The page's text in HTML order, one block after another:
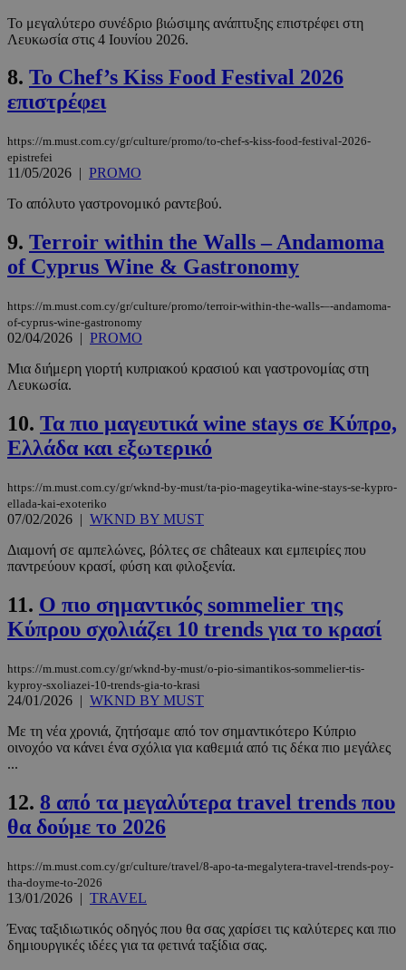
Το μεγαλύτερο συνέδριο βιώσιμης ανάπτυξης επιστρέφει στη
Λευκωσία στις 4 Ιουνίου 2026.
8. Το Chef’s Kiss Food Festival 2026
επιστρέφει
https://m.must.com.cy/gr/culture/promo/to-chef-s-kiss-food-festival-2026-
epistrefei
11/05/2026 | PROMO
Το απόλυτο γαστρονομικό ραντεβού.
9. Terroir within the Walls – Andamoma
of Cyprus Wine & Gastronomy
https://m.must.com.cy/gr/culture/promo/terroir-within-the-walls-–-andamoma-
of-cyprus-wine-gastronomy
02/04/2026 | PROMO
Μια διήμερη γιορτή κυπριακού κρασιού και γαστρονομίας στη
Λευκωσία.
10. Τα πιο μαγευτικά wine stays σε Κύπρο,
Ελλάδα και εξωτερικό
https://m.must.com.cy/gr/wknd-by-must/ta-pio-mageytika-wine-stays-se-kypro-
ellada-kai-exoteriko
07/02/2026 | WKND BY MUST
Διαμονή σε αμπελώνες, βόλτες σε châteaux και εμπειρίες που
παντρεύουν κρασί, φύση και φιλοξενία.
11. Ο πιο σημαντικός sommelier της
Κύπρου σχολιάζει 10 trends για το κρασί
https://m.must.com.cy/gr/wknd-by-must/o-pio-simantikos-sommelier-tis-
kyproy-sxoliazei-10-trends-gia-to-krasi
24/01/2026 | WKND BY MUST
Με τη νέα χρονιά, ζητήσαμε από τον σημαντικότερο Κύπριο
οινοχόο να κάνει ένα σχόλια για καθεμιά από τις δέκα πιο μεγάλες
...
12. 8 από τα μεγαλύτερα travel trends που
θα δούμε το 2026
https://m.must.com.cy/gr/culture/travel/8-apo-ta-megalytera-travel-trends-poy-
tha-doyme-to-2026
13/01/2026 | TRAVEL
Ένας ταξιδιωτικός οδηγός που θα σας χαρίσει τις καλύτερες και πιο
δημιουργικές ιδέες για τα φετινά ταξίδια σας.